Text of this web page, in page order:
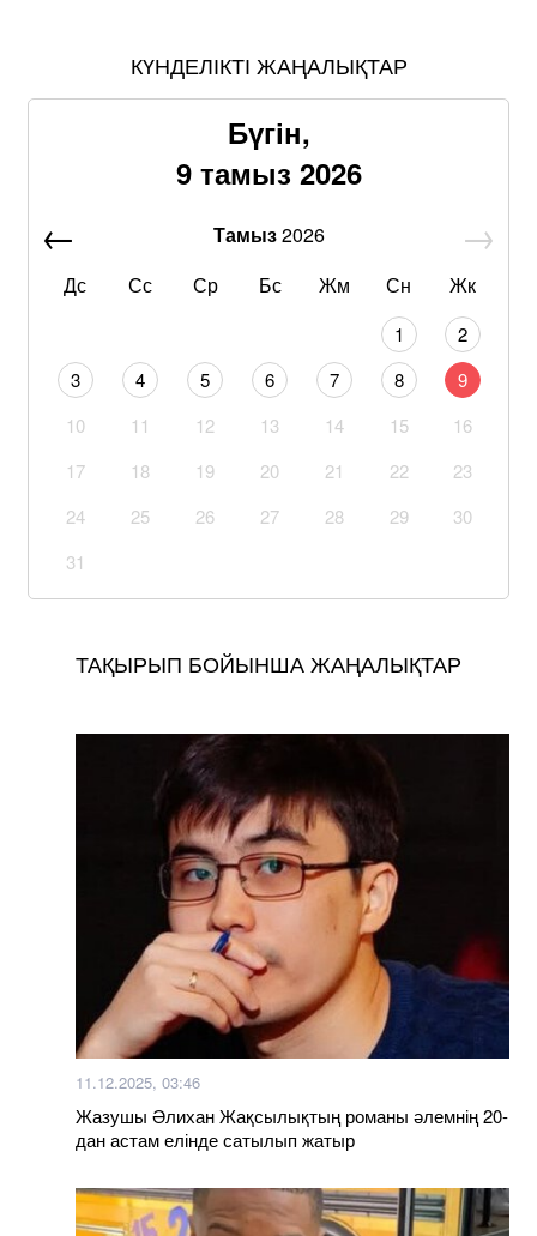
КҮНДЕЛІКТІ ЖАҢАЛЫҚТАР
Бүгін,
9 тамыз 2026
Тамыз2026
Дс
Сс Ср Бс Жм Сн Жк
1
2
3
4 5 6 7 8
9
10
11 12 13 14 15
16
17
18 19 20 21 22
23
24
25 26 27 28 29
30
31
ТАҚЫРЫП БОЙЫНША ЖАҢАЛЫҚТАР
11.12.2025, 03:46
Жазушы Әлихан Жақсылықтың романы әлемнің 20-
дан астам елінде сатылып жатыр